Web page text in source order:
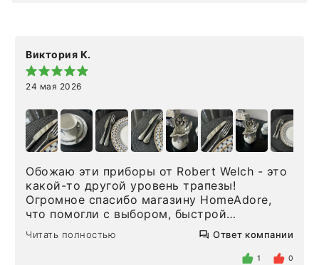
Виктория К.
24 мая 2026
Обожаю эти приборы от Robert Welch - это
какой-то другой уровень трапезы!
Огромное спасибо магазину HomeAdore,
что помогли с выбором, быстрой
доставкой и высоким сервисом. Один раз
была здесь лично, забирала чайные ложки,
внутри очень много антикварной посуды,
Читать полностью Ответ компании
1 0